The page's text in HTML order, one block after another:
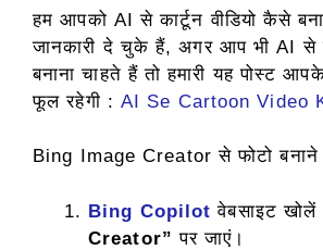
हम आपको AI से कार्टून वीडियो कैसे
जानकारी दे चुके हैं, अगर आप भी AI से
बनाना चाहते हैं तो हमारी यह पोस्ट
फूल रहेगी : AI Se Cartoon Video
Bing Image Creator से फोटो
Bing Copilot वेबसाइट
Creator” पर जाएं।